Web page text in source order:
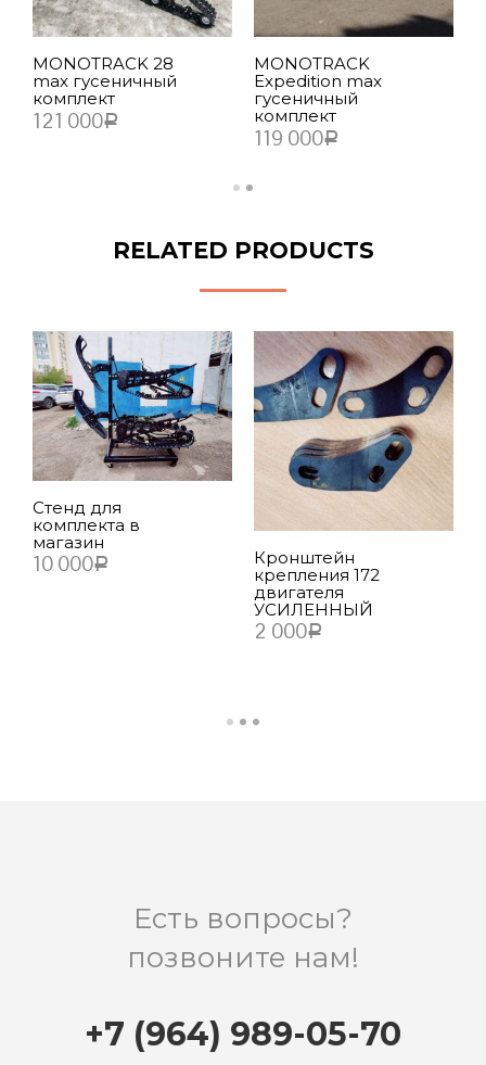
MONOTRACK 28
max гусеничный
комплект
121 000Р
MONOTRACK
Expedition max
гусеничный
комплект
119 000Р
RELATED PRODUCTS
Стенд для
комплекта в
магазин
10 000Р
Кронштейн
крепления 172
двигателя
УСИЛЕННЫЙ
2 000Р
Есть вопросы?
позвоните нам!
+7 (964) 989-05-70